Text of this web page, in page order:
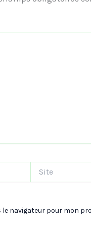
navigateur pour mon